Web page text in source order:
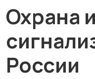
Охрана и
России